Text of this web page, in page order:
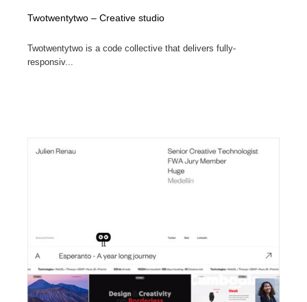
Twotwentytwo – Creative studio
Twotwentytwo is a code collective that delivers fully-
responsiv...